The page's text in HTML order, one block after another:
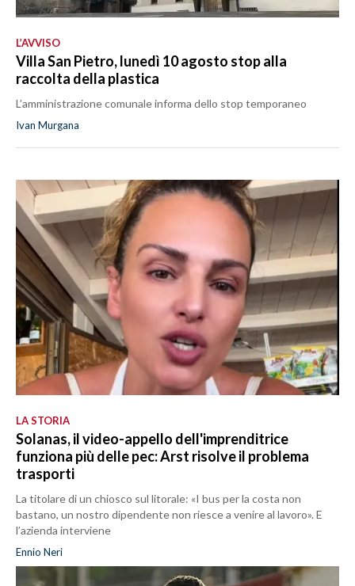
L’AVVISO
Villa San Pietro, lunedì 10 agosto stop alla
raccolta della plastica
L’amministrazione comunale informa dello stop temporaneo
Ivan Murgana
LA STORIA
Solanas, il video-appello dell'imprenditrice
funziona più delle pec: Arst risolve il problema
trasporti
La titolare di un chiosco sul litorale: «I bus per la costa non
bastano, un nostro dipendente non riesce a venire al lavoro». E
l’azienda interviene
Ennio Neri